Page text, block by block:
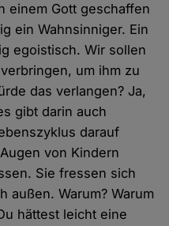
einem Gott geschaffen
ein Wahnsinniger. Ein
egoistisch. Wir sollen
um ihm zu
das verlangen? Ja,
gibt darin auch
darauf
von Kindern
Sie fressen sich
außen. Warum? Warum
hättest leicht eine